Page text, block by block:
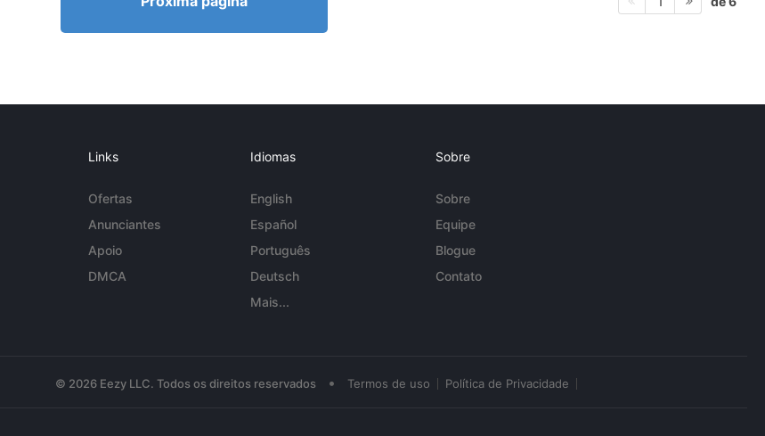
Links
Ofertas
Anunciantes
Apoio
DMCA
Idiomas
English
Español
Português
Deutsch
Mais...
Sobre
Sobre
Equipe
Blogue
Contato
© 2026 Eezy LLC. Todos os direitos reservados • Termos de uso Política de Privacidade